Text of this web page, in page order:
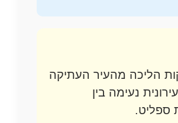
דקות הליכה מהעיר העתיקה
נעימה בין
ספליט.